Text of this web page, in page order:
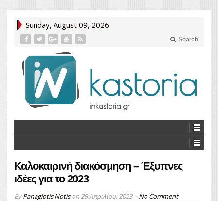
Sunday, August 09, 2026
Search
Καλοκαιρινή διακόσμηση – Έξυπνες
ιδέες για το 2023
ByPanagiotis Notison 29 Απριλίου, 2023 No Comment